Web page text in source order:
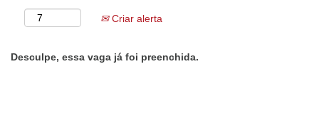
Criar alerta
Desculpe, essa vaga já foi preenchida.